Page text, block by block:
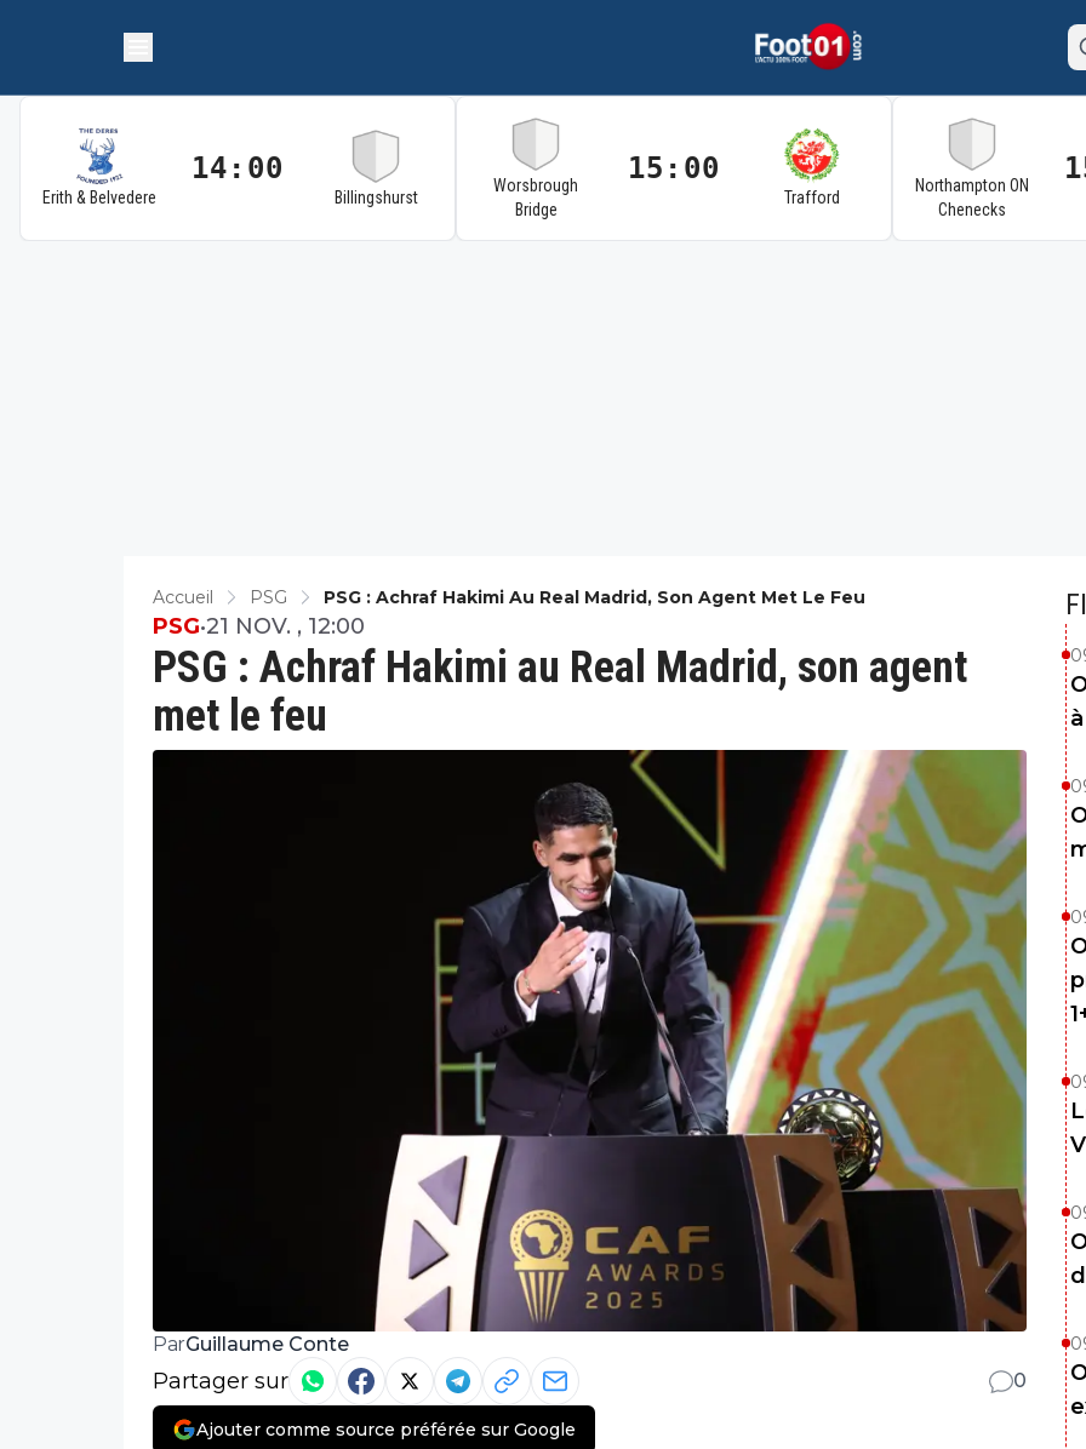
Erith & Belvedere
14:00
Billingshurst
Worsbrough
Bridge
15:00
Trafford
Northampton ON
Chenecks
Accueil PSG PSG : Achraf Hakimi Au Real Madrid, Son Agent Met Le Feu
PSG : Achraf Hakimi au Real Madrid, son agent
met le feu
PSG•21 NOV. , 12:00
ParGuillaume Conte
Partager sur 0
Ajouter comme source préférée sur Google